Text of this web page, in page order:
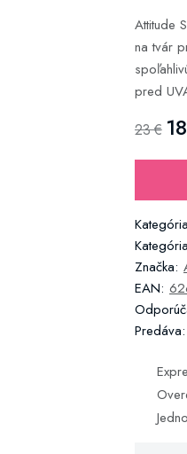
Attitude
na tvár
pred
23 €
Značka:
EAN:
Predáva: